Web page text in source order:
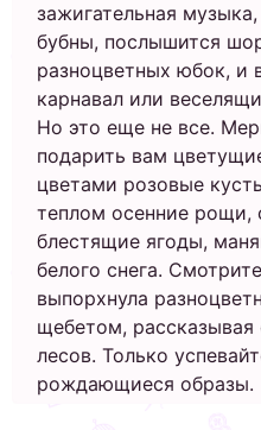
зажигательная
бубны, послышится
разноцветных юбок, и
карнавал или
Но это еще не все.
подарить вам
цветами розовые
теплом осенние
блестящие ягоды,
белого снега.
выпорхнула
щебетом, рассказывая
лесов. Только
рождающиеся образы.